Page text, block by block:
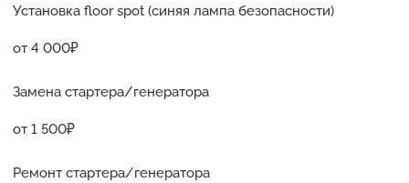
Установка floor spot (синяя лампа безопасности)
от 4 000₽
Замена стартера/генератора
от 1 500₽
Ремонт стартера/генератора